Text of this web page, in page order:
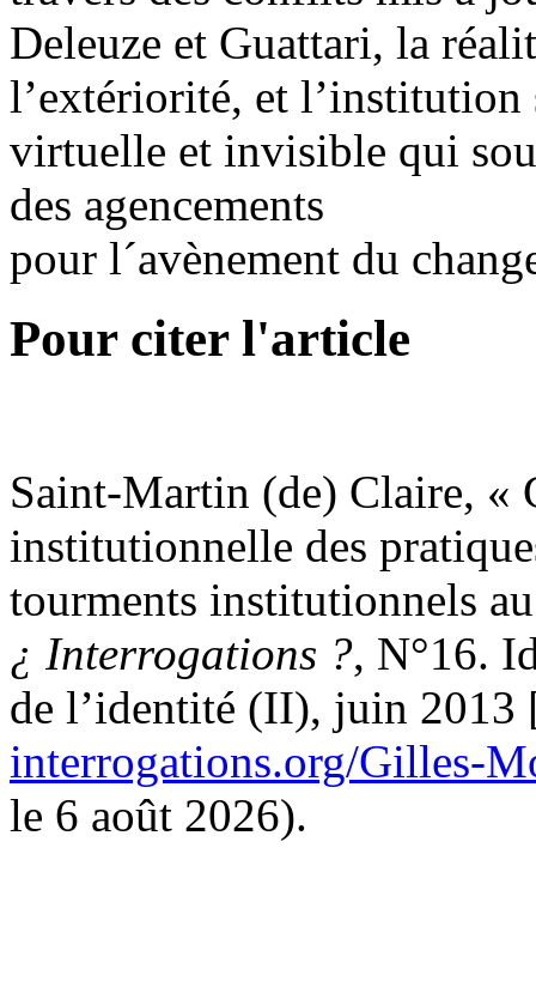
Deleuze et Guattari, la
l’extériorité, et
virtuelle et invisible qui
des agencements
pour l´avènement du
Pour citer l'article
Saint-Martin (de) Claire, «
institutionnelle des
tourments institutionnels
¿ Interrogations ?, N°16.
de l’identité (II), juin
interrogations.org/Gilles-
le 6 août 2026).